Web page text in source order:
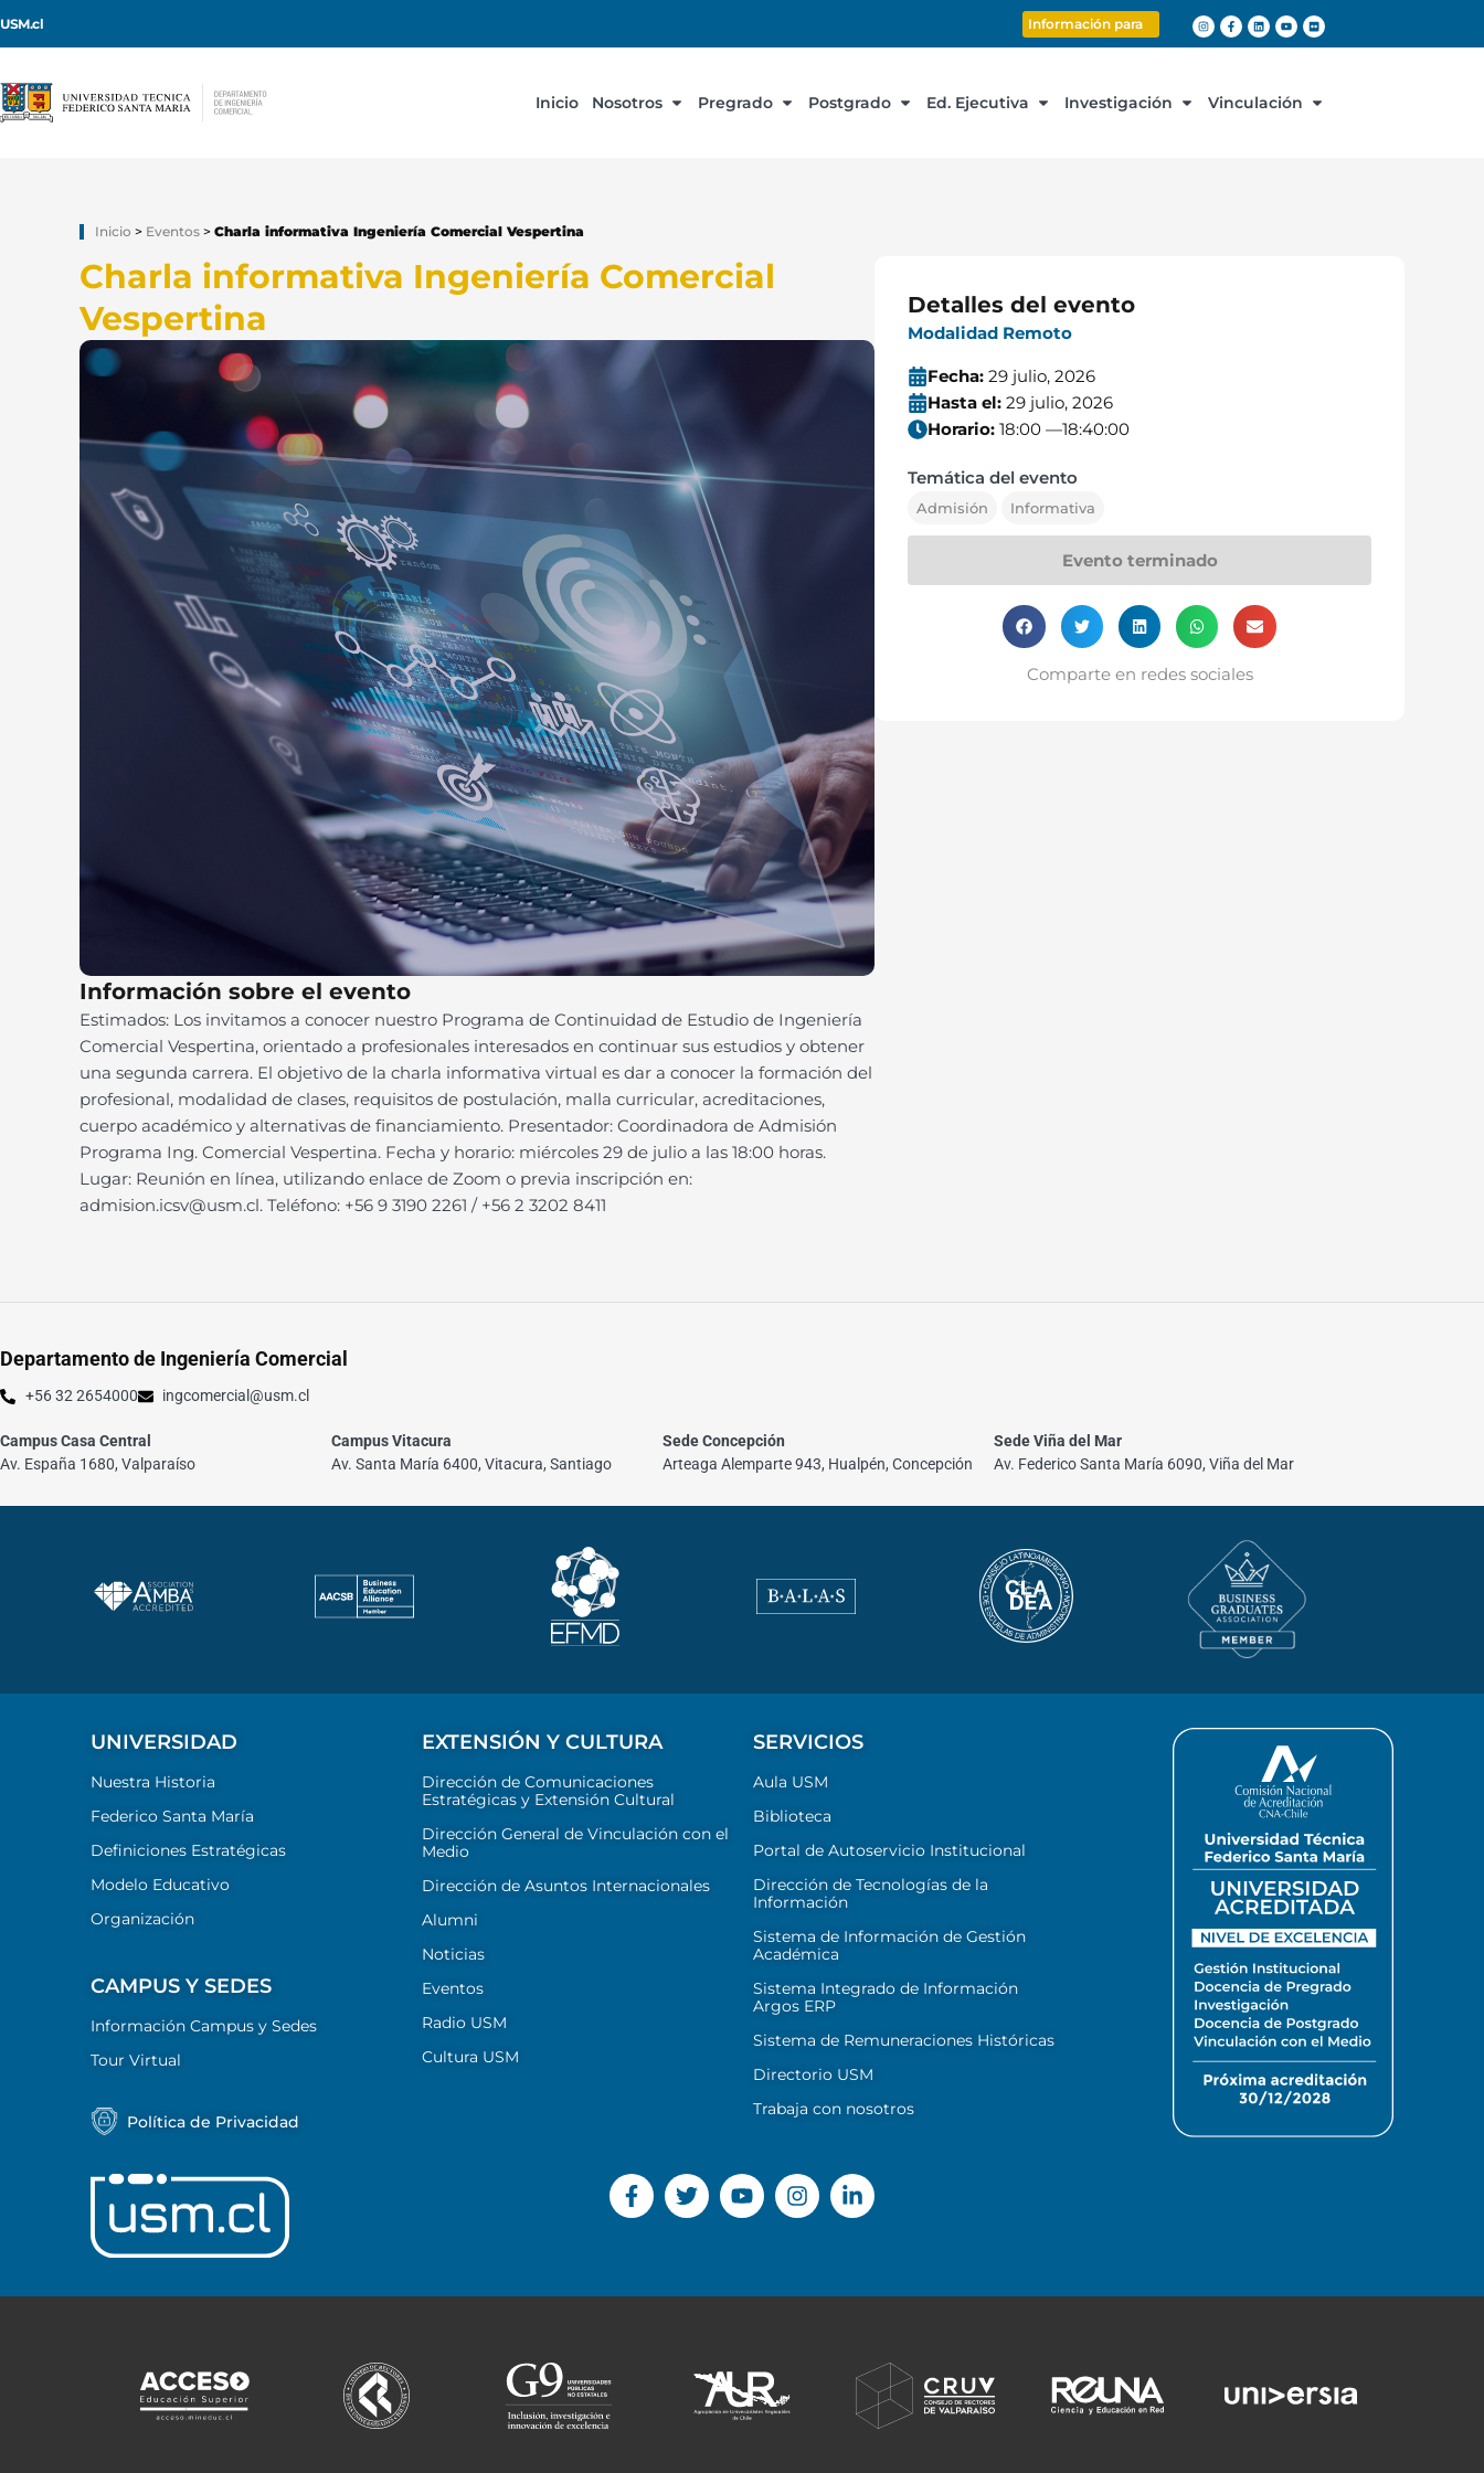
USM.cl Información para
Inicio Nosotros Pregrado Postgrado Ed. Ejecutiva Investigación Vinculación
Inicio > Eventos > Charla informativa Ingeniería Comercial Vespertina
Charla informativa Ingeniería Comercial
Vespertina
Información sobre el evento
Estimados: Los invitamos a conocer nuestro Programa de Continuidad de Estudio de Ingeniería
Comercial Vespertina, orientado a profesionales interesados en continuar sus estudios y obtener
una segunda carrera. El objetivo de la charla informativa virtual es dar a conocer la formación del
profesional, modalidad de clases, requisitos de postulación, malla curricular, acreditaciones,
cuerpo académico y alternativas de financiamiento. Presentador: Coordinadora de Admisión
Programa Ing. Comercial Vespertina. Fecha y horario: miércoles 29 de julio a las 18:00 horas.
Lugar: Reunión en línea, utilizando enlace de Zoom o previa inscripción en:
admision.icsv@usm.cl. Teléfono: +56 9 3190 2261 / +56 2 3202 8411
Detalles del evento
Modalidad Remoto
Fecha: 29 julio, 2026
Hasta el: 29 julio, 2026
Horario: 18:00 —18:40:00
Temática del evento
Admisión Informativa
Evento terminado
Comparte en redes sociales
Departamento de Ingeniería Comercial
+56 32 2654000 ingcomercial@usm.cl
Campus Casa Central
Av. España 1680, Valparaíso
Campus Vitacura
Av. Santa María 6400, Vitacura, Santiago
Sede Concepción
Arteaga Alemparte 943, Hualpén, Concepción
Sede Viña del Mar
Av. Federico Santa María 6090, Viña del Mar
UNIVERSIDAD
Nuestra Historia
Federico Santa María
Definiciones Estratégicas
Modelo Educativo
Organización
CAMPUS Y SEDES
Información Campus y Sedes
Tour Virtual
Política de Privacidad
EXTENSIÓN Y CULTURA
Dirección de Comunicaciones
Estratégicas y Extensión Cultural
Dirección General de Vinculación con el
Medio
Dirección de Asuntos Internacionales
Alumni
Noticias
Eventos
Radio USM
Cultura USM
SERVICIOS
Aula USM
Biblioteca
Portal de Autoservicio Institucional
Dirección de Tecnologías de la
Información
Sistema de Información de Gestión
Académica
Sistema Integrado de Información
Argos ERP
Sistema de Remuneraciones Históricas
Directorio USM
Trabaja con nosotros